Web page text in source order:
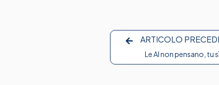
ARTICOLO
Le AI non pensano, tu